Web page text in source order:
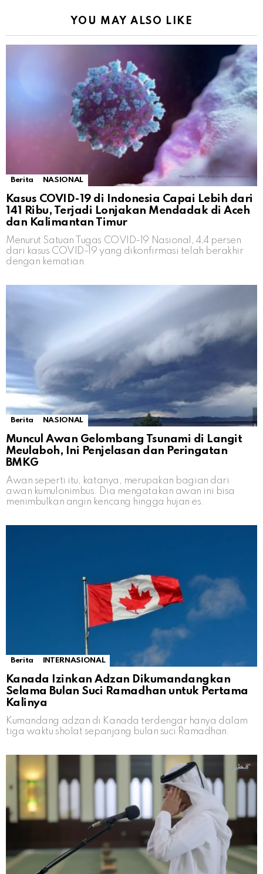
YOU MAY ALSO LIKE
Berita NASIONAL
Kasus COVID-19 di Indonesia Capai Lebih dari
141 Ribu, Terjadi Lonjakan Mendadak di Aceh
dan Kalimantan Timur
Menurut Satuan Tugas COVID-19 Nasional, 4,4 persen
dari kasus COVID-19 yang dikonfirmasi telah berakhir
dengan kematian.
Berita NASIONAL
Muncul Awan Gelombang Tsunami di Langit
Meulaboh, Ini Penjelasan dan Peringatan
BMKG
Awan seperti itu, katanya, merupakan bagian dari
awan kumulonimbus. Dia mengatakan awan ini bisa
menimbulkan angin kencang hingga hujan es.
Berita INTERNASIONAL
Kanada Izinkan Adzan Dikumandangkan
Selama Bulan Suci Ramadhan untuk Pertama
Kalinya
Kumandang adzan di Kanada terdengar hanya dalam
tiga waktu sholat sepanjang bulan suci Ramadhan.